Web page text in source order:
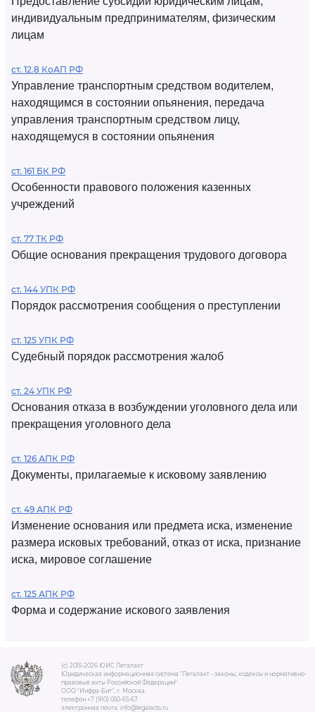
индивидуальным предпринимателям, физическим
лицам
ст. 12.8 КоАП РФ
Управление транспортным средством водителем,
находящимся в состоянии опьянения, передача
управления транспортным средством лицу,
находящемуся в состоянии опьянения
ст. 161 БК РФ
Особенности правового положения казенных
учреждений
ст. 77 ТК РФ
Общие основания прекращения трудового договора
ст. 144 УПК РФ
Порядок рассмотрения сообщения о преступлении
ст. 125 УПК РФ
Судебный порядок рассмотрения жалоб
ст. 24 УПК РФ
Основания отказа в возбуждении уголовного дела или
прекращения уголовного дела
ст. 126 АПК РФ
Документы, прилагаемые к исковому заявлению
ст. 49 АПК РФ
Изменение основания или предмета иска, изменение
размера исковых требований, отказ от иска, признание
иска, мировое соглашение
ст. 125 АПК РФ
Форма и содержание искового заявления
(c) 2015-2026 ЮИС Легалакт
Юридическая информационная система "Легалакт - законы, кодексы и нормативно-
правовые акты Российской Федерации"
ООО "Инфра-Бит", г. Москва.
телефон +7 (910) 050-65-67
электронная почта: info@legalacts.ru